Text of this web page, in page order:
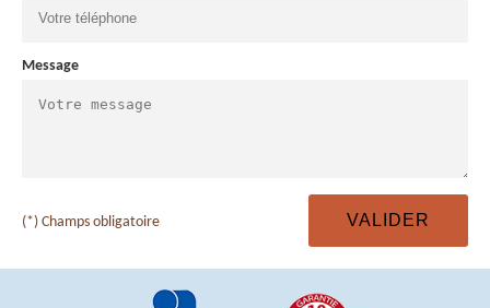
Message
(*) Champs obligatoire